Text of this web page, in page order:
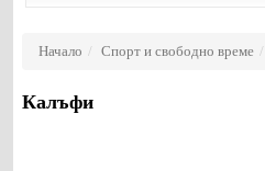
Начало Спорт и свободно време
Калъфи